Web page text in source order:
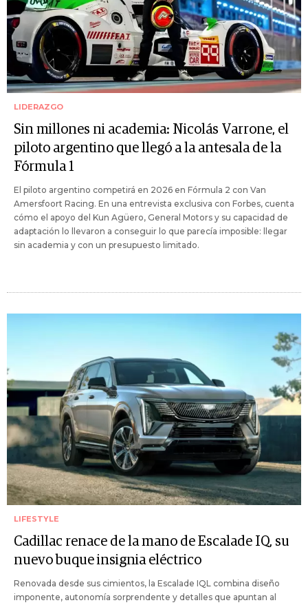
LIDERAZGO
Sin millones ni academia: Nicolás Varrone, el
piloto argentino que llegó a la antesala de la
Fórmula 1
El piloto argentino competirá en 2026 en Fórmula 2 con Van
Amersfoort Racing. En una entrevista exclusiva con Forbes, cuenta
cómo el apoyo del Kun Agüero, General Motors y su capacidad de
adaptación lo llevaron a conseguir lo que parecía imposible: llegar
sin academia y con un presupuesto limitado.
LIFESTYLE
Cadillac renace de la mano de Escalade IQ, su
nuevo buque insignia eléctrico
Renovada desde sus cimientos, la Escalade IQL combina diseño
imponente, autonomía sorprendente y detalles que apuntan al